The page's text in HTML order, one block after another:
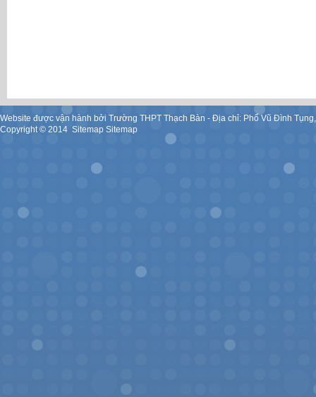
Website được vận hành bởi Trường THPT Thạch Bàn - Địa chỉ: Phố Vũ Đình
Copyright © 2014. Sitemap Sitemap